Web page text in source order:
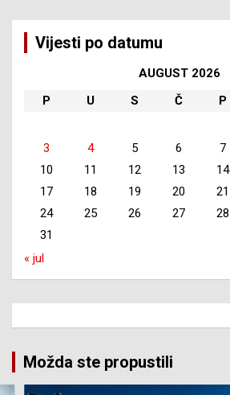
Vijesti po datumu
AUGUST 2026
P
U S Č P
3
4 5 6 7
10
11 12 13 14
17
18 19 20 21
24
25 26 27 28
31
« jul
Možda ste propustili